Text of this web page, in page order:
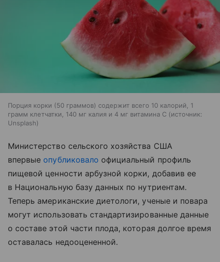
Порция корки (50 граммов) содержит всего 10 калорий, 1
грамм клетчатки, 140 мг калия и 4 мг витамина С
источник:
Unsplash
Министерство сельского хозяйства США
впервые опубликовало официальный профиль
пищевой ценности арбузной корки, добавив ее
в Национальную базу данных по нутриентам.
Теперь американские диетологи, ученые и повара
могут использовать стандартизированные данные
о составе этой части плода, которая долгое время
оставалась недооцененной.